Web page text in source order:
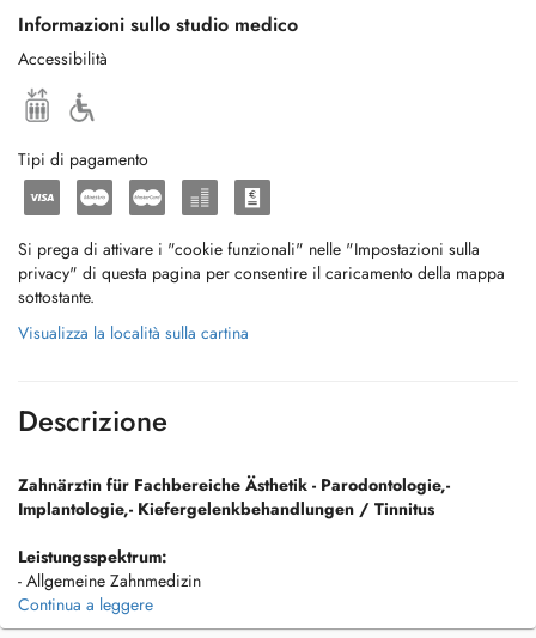
Informazioni sullo studio medico
Accessibilità
Tipi di pagamento
Si prega di attivare i "cookie funzionali" nelle "Impostazioni sulla
privacy" di questa pagina per consentire il caricamento della mappa
sottostante.
Visualizza la località sulla cartina
Descrizione
Zahnärztin für Fachbereiche Ästhetik - Parodontologie,-
Implantologie,- Kiefergelenkbehandlungen / Tinnitus
Leistungsspektrum:
- Allgemeine Zahnmedizin
- Knochenaufbau & Knochenregeneration
- Paradontitis – Behandlung
Continua a leggere